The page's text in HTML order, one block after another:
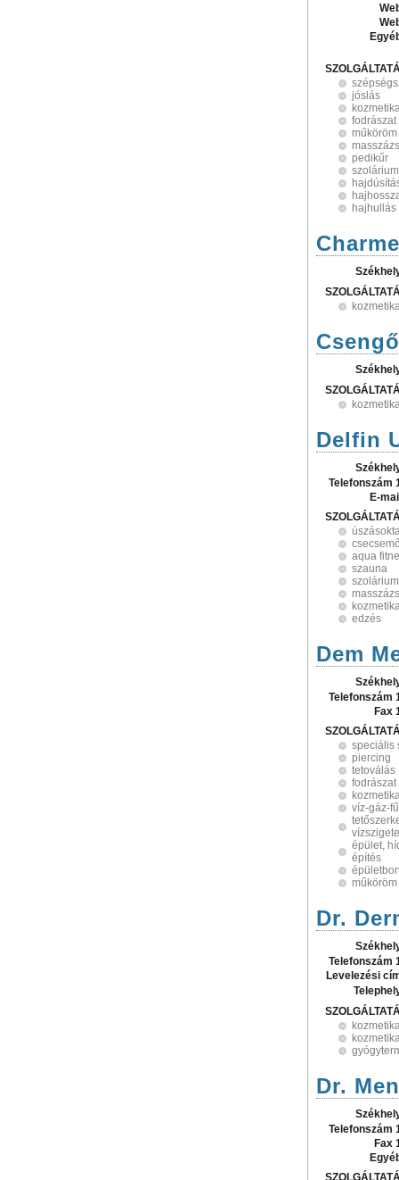
jóslás
fodrászat
műköröm
masszázs
pedikűr
szolárium
Delfin
Telefonszám
E-
aqua
szauna
szolárium
masszázs
edzés
Dem
Telefonszám
Fax
speciális
piercing
tetoválás
fodrászat
víz-gáz-
épület,
építés
műköröm
Dr.
Telefonszám
Levelezési
Dr.
Telefonszám
Fax